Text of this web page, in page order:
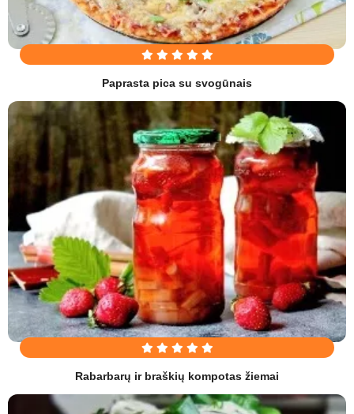
Paprasta pica su svogūnais
Rabarbarų ir braškių kompotas žiemai